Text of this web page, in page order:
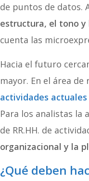
de puntos de datos.
estructura, el tono y
cuenta las
Hacia el futuro
mayor. En el área
actividades
Para los analistas la
de RR.HH. de
organizacional y la
¿Qué deben